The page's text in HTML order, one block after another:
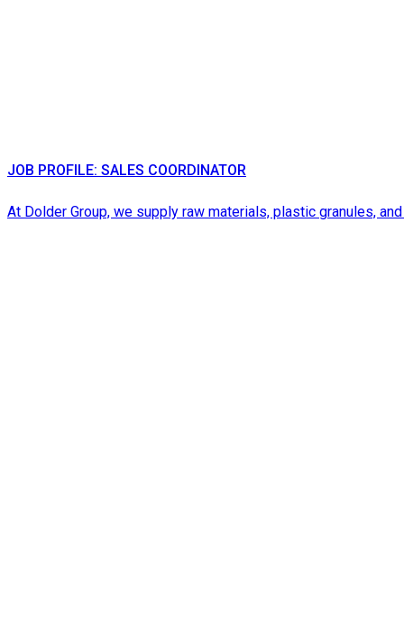
JOB PROFILE: SALES COORDINATOR
At Dolder Group, we supply raw materials, plastic granules,